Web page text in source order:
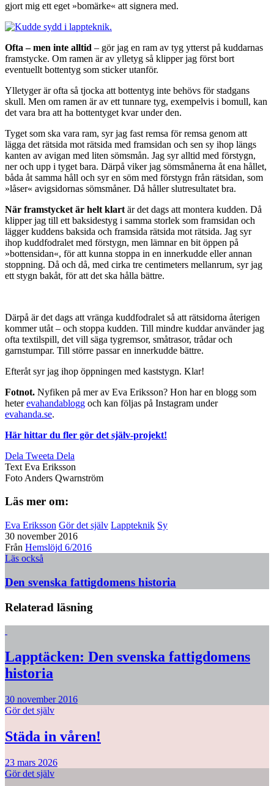
gjort mig ett eget »bomärke« att signera med.
Ofta – men inte alltid – gör jag en ram av tyg ytterst på kuddarnas
framstycke. Om ramen är av ylletyg så klipper jag först bort
eventuellt bottentyg som sticker utanför.
Ylletyger är ofta så tjocka att bottentyg inte behövs för stadgans
skull. Men om ramen är av ett tunnare tyg, exempelvis i bomull, kan
det vara bra att ha bottentyget kvar under den.
Tyget som ska vara ram, syr jag fast remsa för remsa genom att
lägga det rätsida mot rätsida med framsidan och sen sy ihop längs
kanten av avigan med liten sömsmån. Jag syr alltid med förstygn,
ner och upp i tyget bara. Därpå viker jag sömsmånerna åt ena hållet,
båda åt samma håll och syr en söm med förstygn från rätsidan, som
»låser« avigsidornas sömsmåner. Då håller slutresultatet bra.
När framstycket är helt klart är det dags att montera kudden. Då
klipper jag till ett baksidestyg i samma storlek som framsidan och
lägger kuddens baksida och framsida rätsida mot rätsida. Jag syr
ihop kuddfodralet med förstygn, men lämnar en bit öppen på
»bottensidan«, för att kunna stoppa in en innerkudde eller annan
stoppning. Då och då, med cirka tre centimeters mellanrum, syr jag
ett stygn bakåt, för att det ska hålla bättre.
Därpå är det dags att vränga kuddfodralet så att rätsidorna återigen
kommer utåt – och stoppa kudden. Till mindre kuddar använder jag
ofta textilspill, det vill säga tygremsor, småtrasor, trådar och
garnstumpar. Till större passar en innerkudde bättre.
Efteråt syr jag ihop öppningen med kaststygn. Klar!
Fotnot. Nyfiken på mer av Eva Eriksson? Hon har en blogg som
heterevahandablogg och kan följas på Instagram under
evahanda.se.
Här hittar du fler gör det själv-projekt!
Dela Tweeta Dela
Text Eva Eriksson
Foto Anders Qwarnström
Läs mer om:
Eva Eriksson Gör det själv Lappteknik Sy
30 november 2016
Från Hemslöjd 6/2016
Läs också
Den svenska fattigdomens historia
Relaterad läsning
Lapptäcken: Den svenska fattigdomens
historia
30 november 2016
Gör det själv
Städa in våren!
23 mars 2026
Gör det själv